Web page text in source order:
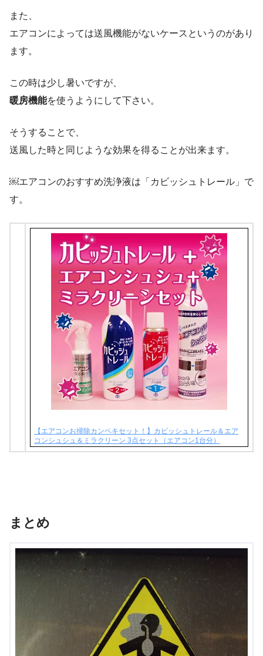
また、
エアコンによっては送風機能がないケースというのがあり
ます。
この時は少し暑いですが、
暖房機能を使うようにして下さい。
そうすることで、
送風した時と同じような効果を得ることが出来ます。
￼エアコンのおすすめ洗浄液は「カビッシュトレール」で
す。
【エアコンお掃除カンペキセット！】カビッシュトレール＆エア
コンシュシュ＆ミラクリーン 3点セット（エアコン1台分）
まとめ